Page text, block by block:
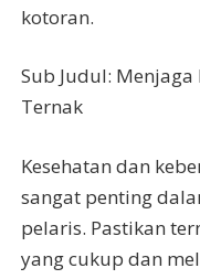
kotoran.
Sub Judul: Menjaga
Ternak
Kesehatan dan
sangat penting
pelaris. Pastikan
yang cukup dan